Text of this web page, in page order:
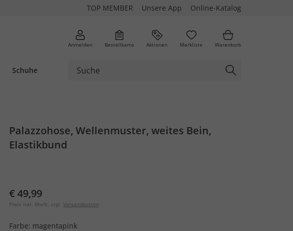
TOP MEMBER Unsere App Online-Katalog
Anmelden Bestellkarte Aktionen Merkliste Warenkorb
Schuhe
Palazzohose, Wellenmuster, weites Bein,
Elastikbund
€ 49,99
Preis inkl. MwSt. zzgl. Versandkosten
Farbe: magentapink